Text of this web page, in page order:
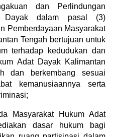
dan Perlindungan
Dayak dalam pasal (3)
Pemberdayaan Masyarakat
Tengah bertujuan untuk
terhadap kedudukan dan
Adat Dayak Kalimantan
dan berkembang sesuai
kemanusiaannya serta
Masyarakat Hukum Adat
dasar hukum bagi